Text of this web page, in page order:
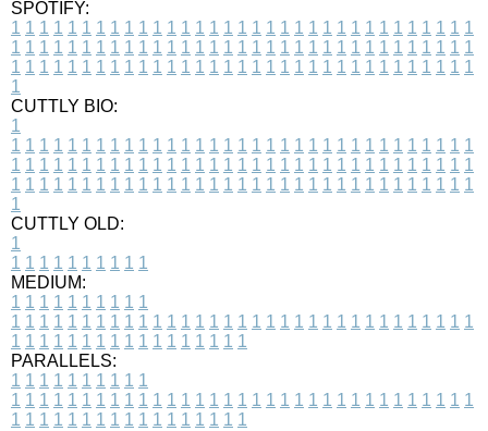
SPOTIFY:
1 1 1 1 1 1 1 1 1 1 1 1 1 1 1 1 1 1 1 1 1 1 1 1 1 1 1 1 1 1 1 1 1
1 1 1 1 1 1 1 1 1 1 1 1 1 1 1 1 1 1 1 1 1 1 1 1 1 1 1 1 1 1 1 1 1
1 1 1 1 1 1 1 1 1 1 1 1 1 1 1 1 1 1 1 1 1 1 1 1 1 1 1 1 1 1 1 1 1
1
CUTTLY BIO:
1
1 1 1 1 1 1 1 1 1 1 1 1 1 1 1 1 1 1 1 1 1 1 1 1 1 1 1 1 1 1 1 1 1
1 1 1 1 1 1 1 1 1 1 1 1 1 1 1 1 1 1 1 1 1 1 1 1 1 1 1 1 1 1 1 1 1
1 1 1 1 1 1 1 1 1 1 1 1 1 1 1 1 1 1 1 1 1 1 1 1 1 1 1 1 1 1 1 1 1
1
CUTTLY OLD:
1
1 1 1 1 1 1 1 1 1 1
MEDIUM:
1 1 1 1 1 1 1 1 1 1
1 1 1 1 1 1 1 1 1 1 1 1 1 1 1 1 1 1 1 1 1 1 1 1 1 1 1 1 1 1 1 1 1
1 1 1 1 1 1 1 1 1 1 1 1 1 1 1 1 1
PARALLELS:
1 1 1 1 1 1 1 1 1 1
1 1 1 1 1 1 1 1 1 1 1 1 1 1 1 1 1 1 1 1 1 1 1 1 1 1 1 1 1 1 1 1 1
1 1 1 1 1 1 1 1 1 1 1 1 1 1 1 1 1